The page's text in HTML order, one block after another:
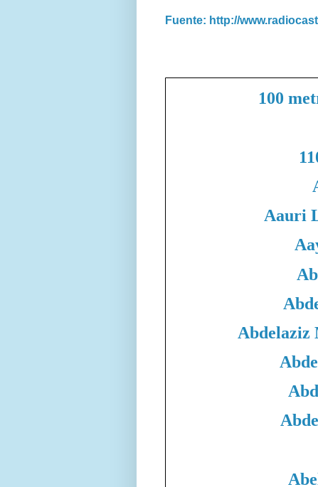
Fuente: http://
100
Aauri
Abdelaziz